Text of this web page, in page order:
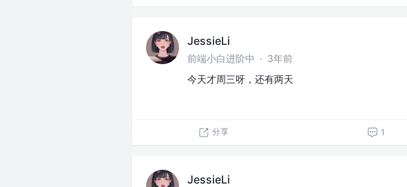
JessieLi
前端小白进阶中 · 3年前
今天才周三呀，还有两天
分享 1
JessieLi